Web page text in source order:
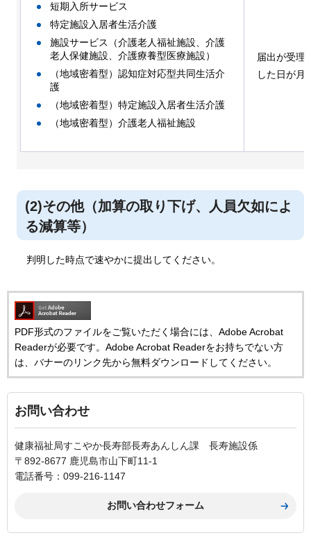
短期入所サービス
特定施設入居者生活介護
施設サービス（介護老人福祉施設、介護
老人保健施設、介護療養型医療施設）
（地域密着型）認知症対応型共同生活介
護
（地域密着型）特定施設入居者生活介護
（地域密着型）介護老人福祉施設
届出が受理
した日が月
(2)その他（加算の取り下げ、人員欠如によ
る減算等）
判明した時点で速やかに提出してください。
PDF形式のファイルをご覧いただく場合には、Adobe Acrobat
Readerが必要です。Adobe Acrobat Readerをお持ちでない方
は、バナーのリンク先から無料ダウンロードしてください。
お問い合わせ
健康福祉局すこやか長寿部長寿あんしん課 長寿施設係
〒892-8677 鹿児島市山下町11-1
電話番号：099-216-1147